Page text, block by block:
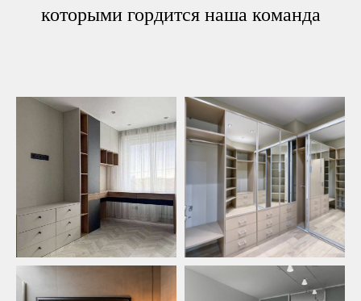
которыми гордится наша команда